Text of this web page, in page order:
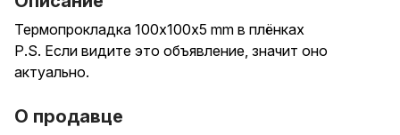
Термопрокладка 100x100x5 mm в плёнках
P.S. Если видите это объявление, значит оно
актуально.
О продавце